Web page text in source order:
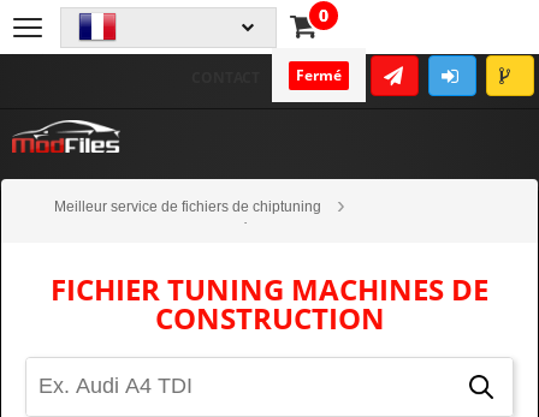
0
Fermé
Meilleur service de fichiers de chiptuning
Fichiers Tuning Haute Qualité
FICHIER TUNING MACHINES DE
CONSTRUCTION